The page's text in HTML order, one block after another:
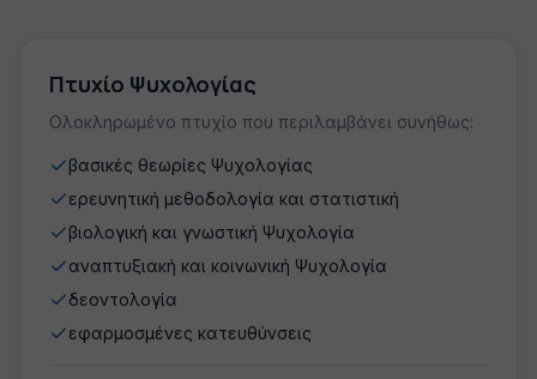
Πτυχίο Ψυχολογίας
Ολοκληρωμένο πτυχίο που περιλαμβάνει συνήθως:
βασικές θεωρίες Ψυχολογίας
ερευνητική μεθοδολογία και στατιστική
βιολογική και γνωστική Ψυχολογία
αναπτυξιακή και κοινωνική Ψυχολογία
δεοντολογία
εφαρμοσμένες κατευθύνσεις